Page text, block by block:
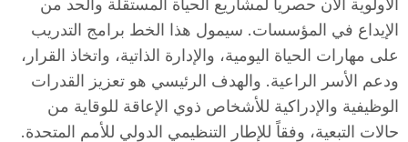
الأولوية الآن حصرياً لمشاريع الحياة المستقلة والحد من
الإيداع في المؤسسات. سيمول هذا الخط برامج التدريب
على مهارات الحياة اليومية، والإدارة الذاتية، واتخاذ القرار،
ودعم الأسر الراعية. والهدف الرئيسي هو تعزيز القدرات
الوظيفية والإدراكية للأشخاص ذوي الإعاقة للوقاية من
حالات التبعية، وفقاً للإطار التنظيمي الدولي للأمم المتحدة.